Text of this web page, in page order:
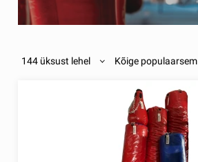
144 üksust lehel Kõige populaarsem